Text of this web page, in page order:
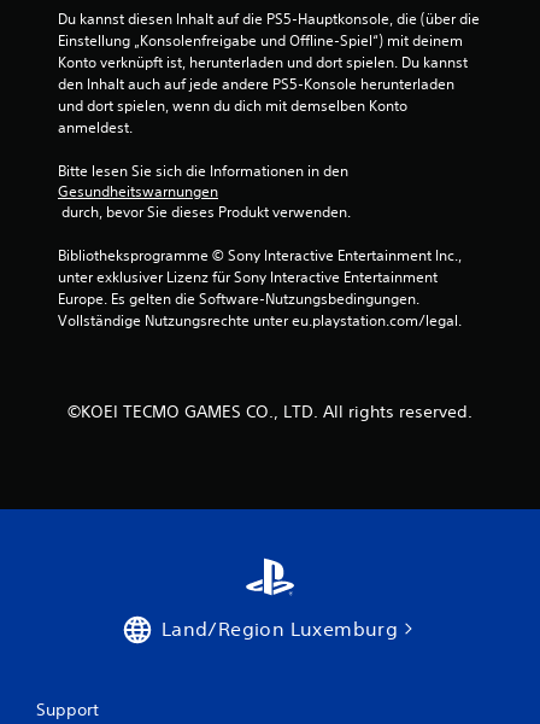
i
e
l
w
i
r
p
a
s
i
e
r
u
k
s
S
p
Du kannst diesen Inhalt auf die PS5-Hauptkonsole, die (über die
Einstellung „Konsolenfreigabe und Offline-Spiel“) mit deinem
Konto verknüpft ist, herunterladen und dort spielen. Du kannst
den Inhalt auch auf jede andere PS5-Konsole herunterladen
und dort spielen, wenn du dich mit demselben Konto
anmeldest.
Bitte lesen Sie sich die Informationen in den
Gesundheitswarnungen
durch, bevor Sie dieses Produkt verwenden.
Bibliotheksprogramme © Sony Interactive Entertainment Inc.,
unter exklusiver Lizenz für Sony Interactive Entertainment
Europe. Es gelten die Software-Nutzungsbedingungen.
Vollständige Nutzungsrechte unter eu.playstation.com/legal.
©KOEI TECMO GAMES CO., LTD. All rights reserved.
Land/Region Luxemburg
Support